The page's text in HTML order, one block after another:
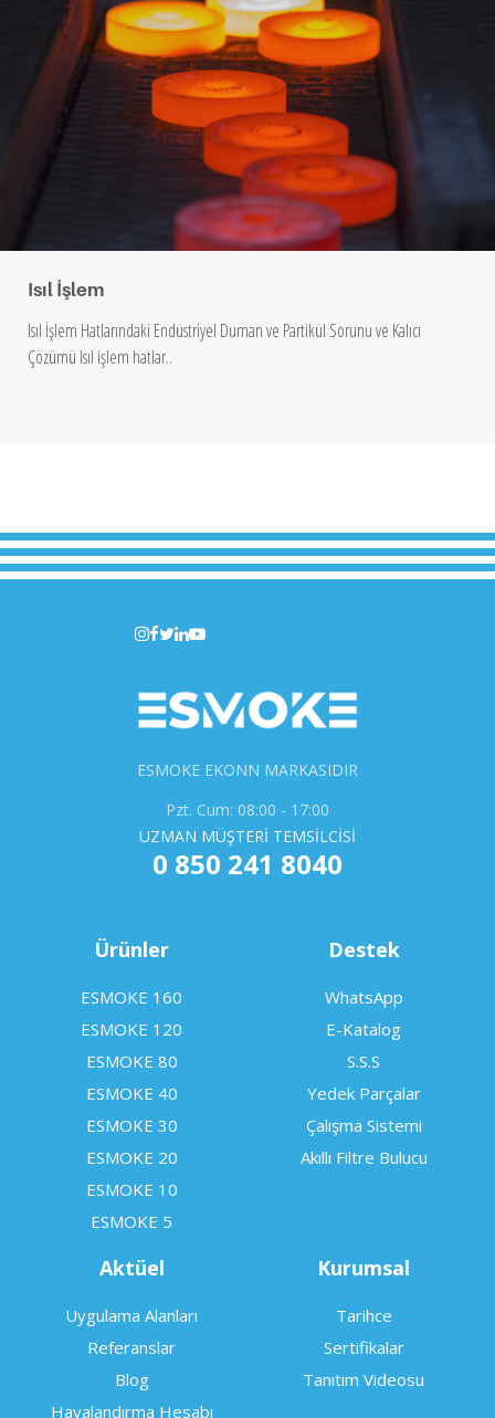
Isıl İşlem
Isıl İşlem Hatlarındaki Endüstriyel Duman ve Partikül Sorunu ve Kalıcı
Çözümü Isıl işlem hatlar..
ESMOKE EKONN MARKASIDIR
Pzt. Cum: 08:00 - 17:00
UZMAN MÜŞTERİ TEMSİLCİSİ
0 850 241 8040
Ürünler
ESMOKE 160
ESMOKE 120
ESMOKE 80
ESMOKE 40
ESMOKE 30
ESMOKE 20
ESMOKE 10
ESMOKE 5
Destek
WhatsApp
E-Katalog
S.S.S
Yedek Parçalar
Çalışma Sistemi
Akıllı Filtre Bulucu
Aktüel
Uygulama Alanları
Referanslar
Blog
Havalandırma Hesabı
Kurumsal
Tarihce
Sertifikalar
Tanıtım Videosu